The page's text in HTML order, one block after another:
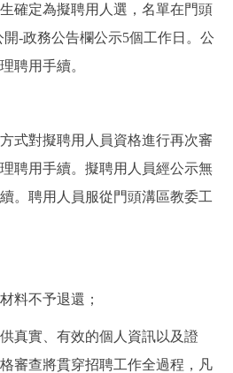
定為擬聘用人選，名單在門頭
-政務公告欄公示5個工作日。公
聘用手續。
對擬聘用人員資格進行再次審
聘用手續。擬聘用人員經公示無
。聘用人員服從門頭溝區教委工
不予退還；
實、有效的個人資訊以及證
審查將貫穿招聘工作全過程，凡